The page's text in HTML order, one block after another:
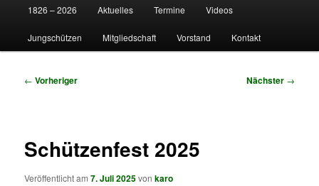
Zum
primären
Zum
sekundären
1826 – 2026 Aktuelles Termine Videos
Jungschützen Mitgliedschaft Vorstand Kontakt
Beitragsnavigation
← Vorheriger Nächster →
Schützenfest 2025
Veröffentlicht am7. Juli 2025vonkaro